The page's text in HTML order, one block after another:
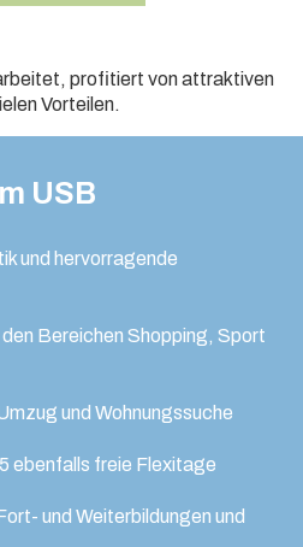
profitiert von attraktiven
Vorteilen.
USB
und hervorragende
Bereichen Shopping, Sport
und Wohnungssuche
ebenfalls freie Flexitage
und Weiterbildungen und